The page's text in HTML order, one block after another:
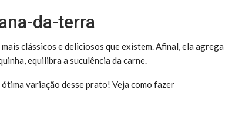
da-terra
clássicos e deliciosos que existem. Afinal, ela agrega
equilibra a suculência da carne.
variação desse prato! Veja como fazer